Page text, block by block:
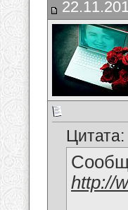
Цитата:
http://